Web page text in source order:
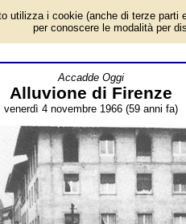
novembre, per la rubrica 'Accadde
di maltempo che investe da giorni
Accadde Oggi
Alluvione di Firenze
venerdì 4 novembre 1966 (59 anni fa)
utilizza i cookie (anche di terze parti
per conoscere le modalità per